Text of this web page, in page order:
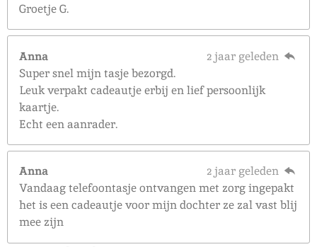
Groetje G.
Anna
2 jaar geleden
Super snel mijn tasje bezorgd.
Leuk verpakt cadeautje erbij en lief persoonlijk
kaartje.
Echt een aanrader.
Anna
2 jaar geleden
Vandaag telefoontasje ontvangen met zorg ingepakt
het is een cadeautje voor mijn dochter ze zal vast blij
mee zijn